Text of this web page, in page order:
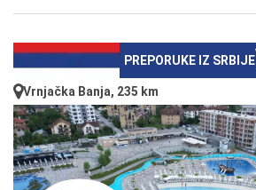
PREPORUKE IZ SRBIJE
Vrnjačka Banja, 235 km